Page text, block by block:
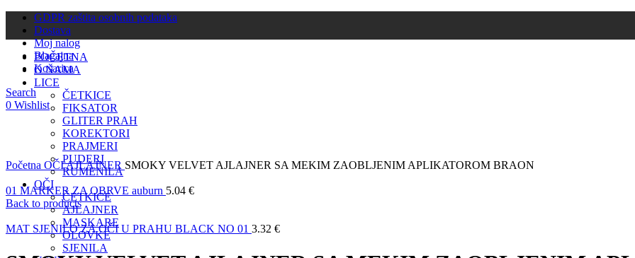
GDPR zaštita osobnih podataka
Dostava
Moj nalog
Blagajna
Košarica
Search
0 Wishlist
POČETNA
O NAMA
LICE
ČETKICE
FIKSATOR
GLITER PRAH
KOREKTORI
PRAJMERI
PUDERI
RUMENILA
OČI
ČETKICE
AJLAJNER
MASKARE
OLOVKE
SJENILA
Click to enlarge
Početna OČIAJLAJNER SMOKY VELVET AJLAJNER SA MEKIM ZAOBLJENIM APLIKATOROM BRAON
01 MARKER ZA OBRVE auburn 5.04 €
Back to products
MAT SJENILO ZA OČI U PRAHU BLACK NO 01 3.32 €